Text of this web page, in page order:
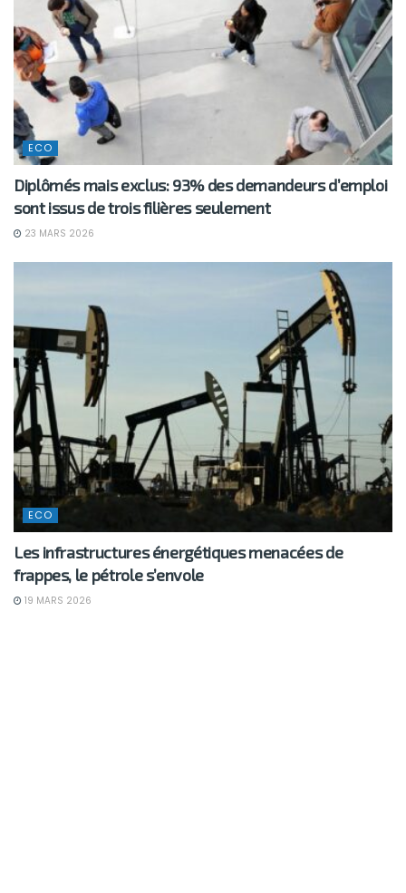
ECO
Diplômés mais exclus: 93% des demandeurs d’emploi
sont issus de trois filières seulement
23 MARS 2026
ECO
Les infrastructures énergétiques menacées de
frappes, le pétrole s’envole
19 MARS 2026